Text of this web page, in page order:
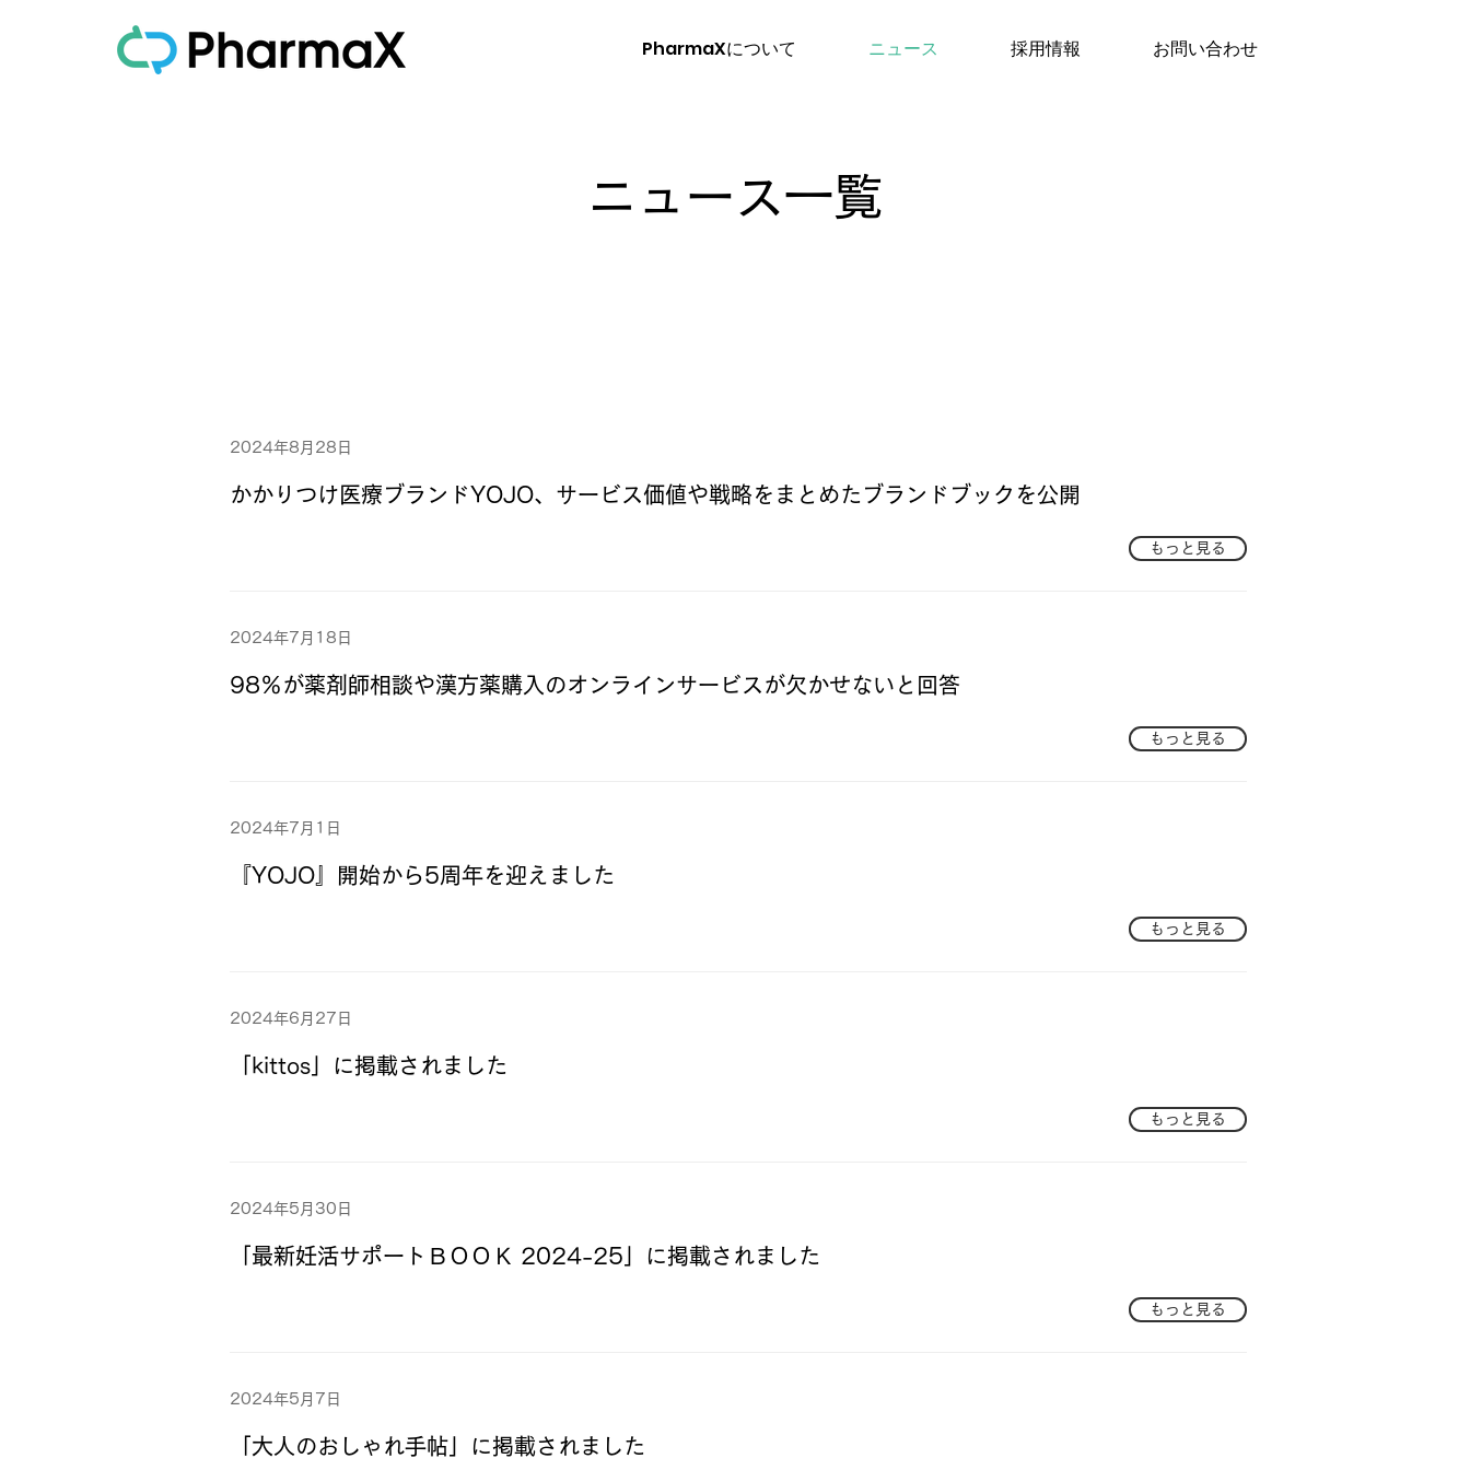
PharmaXについて ニュース 採用情報 お問い合わせ
ニュース一覧
2024年8月28日
かかりつけ医療ブランドYOJO、サービス価値や戦略をまとめたブランドブックを公開
もっと見る
2024年7月18日
98％が薬剤師相談や漢方薬購入のオンラインサービスが欠かせないと回答
もっと見る
2024年7月1日
『YOJO』開始から5周年を迎えました
もっと見る
2024年6月27日
「kittos」に掲載されました
もっと見る
2024年5月30日
「最新妊活サポートＢＯＯＫ 2024-25」に掲載されました
もっと見る
2024年5月7日
「大人のおしゃれ手帖」に掲載されました